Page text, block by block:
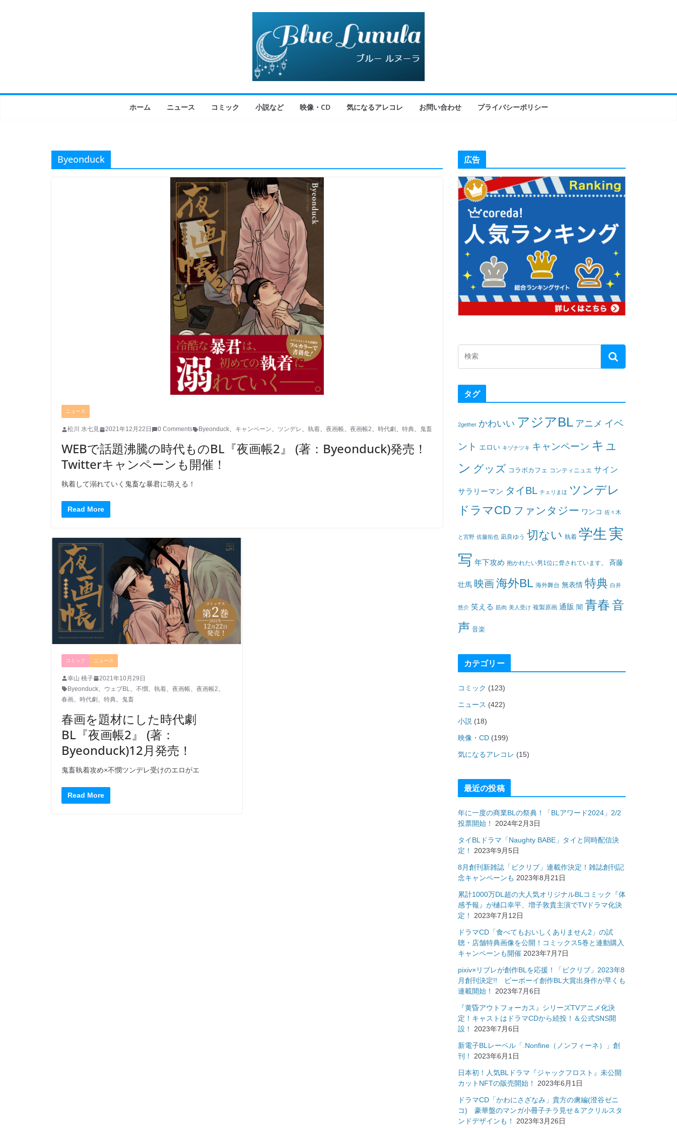
ホーム ニュース コミック 小説など 映像・CD 気になるアレコレ お問い合わせ プライバシーポリシー
Byeonduck
ニュース
松川 水七見 2021年12月22日 0 Comments Byeonduck、 キャンペーン、 ツンデレ、 執着、 夜画帳、 夜画帳2、 時代劇 、 特典、 鬼畜
WEBで話題沸騰の時代ものBL『夜画帳2』 (著：Byeonduck)発売！
Twitterキャンペーンも開催！
執着して溺れていく鬼畜な暴君に萌える！
Read More
コミック ニュース
幸山 桃子
2021年10月29日
Byeonduck
ウェブBL 不憫 執着 夜画帳 夜画帳2
春画
時代劇 特典 鬼畜
春画を題材にした時代劇
BL『夜画帳2』 (著：
Byeonduck)12月発売！
鬼畜執着攻め×不憫ツンデレ受けのエロがエ
Read More
広告
タグ
2gether かわいい アジアBL アニメ イベ
ント エロい キヅナツキ キャンペーン キュ
ン グッズ コラボカフェ コンティニュエ サイン
サラリーマン タイBL チェリまほ ツンデレ
ドラマCD ファンタジー ワンコ 佐々木
と宮野 佐藤拓也 凪良ゆう 切ない 執着 学生 実
写 年下攻め 抱かれたい男1位に脅されています。 斉藤
壮馬 映画海外BL 海外舞台 無表情 特典 白井
悠介 笑える 筋肉 美人受け 複製原画 通販 闇 青春音
声 音楽
カテゴリー
コミック (123)
ニュース (422)
小説 (18)
映像・CD (199)
気になるアレコレ (15)
最近の投稿
年に一度の商業BLの祭典！「BLアワード2024」2/2
投票開始！
2024年2月3日
タイBLドラマ「Naughty BABE」タイと同時配信決
定！
2023年9月5日
8月創刊新雑誌「ピクリブ」連載作決定！雑誌創刊記
念キャンペーンも 2023年8月21日
累計1000万DL超の大人気オリジナルBLコミック『体
感予報』が樋口幸平、増子敦貴主演でTVドラマ化決
定！
2023年7月12日
ドラマCD「食べてもおいしくありません2」の試
聴・店舗特典画像を公開！コミックス5巻と連動購入
キャンペーンも開催 2023年7月7日
pixiv×リブレが創作BLを応援！「ピクリブ」2023年8
月創刊決定!! ビーボーイ創作BL大賞出身作が早くも
連載開始！
2023年7月6日
『黄昏アウトフォーカス』シリーズTVアニメ化決
定！キャストはドラマCDから続投！＆公式SNS開
設！
2023年7月6日
新電子BLレーベル「.Nonfine（ノンフィーネ）」創
刊！
2023年6月1日
日本初！人気BLドラマ『ジャックフロスト』未公開
カットNFTの販売開始！
2023年6月1日
ドラマCD「かわにさざなみ」貴方の虜編(澄谷ゼニ
コ) 豪華盤のマンガ小冊子チラ見せ＆アクリルスタ
ンドデザインも！
2023年3月26日